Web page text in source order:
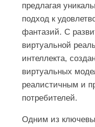
предлагая
подход к
фантазий. С
виртуальной
интеллекта,
виртуальных
реалистичным и
потребителей.
Одним из